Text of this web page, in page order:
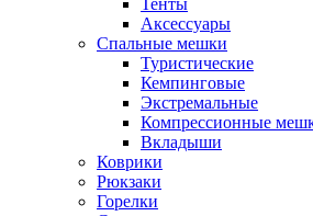
Тенты
Аксессуары
Спальные мешки
Туристические
Кемпинговые
Экстремальные
Компрессионные
Вкладыши
Коврики
Рюкзаки
Горелки